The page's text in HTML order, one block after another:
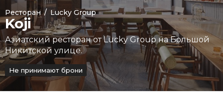
Ресторан / Lucky Group
Koji
Азиатский ресторан от Lucky Group на Большой
Никитской улице.
Не принимают брони